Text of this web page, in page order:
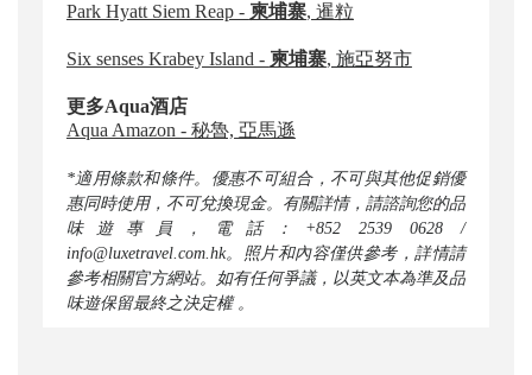
Park Hyatt Siem Reap - 柬埔寨, 暹粒
Six senses Krabey Island - 柬埔寨, 施亞努市
更多Aqua酒店
Aqua Amazon - 秘魯, 亞馬遜
*適用條款和條件。優惠不可組合，不可與其他促銷優
惠同時使用，不可兌換現金。有關詳情，請諮詢您的品
味遊專員，電話：+852 2539 0628 /
info@luxetravel.com.hk。照片和內容僅供參考，詳情請
參考相關官方網站。如有任何爭議，以英文本為準及品
味遊保留最終之決定權 。